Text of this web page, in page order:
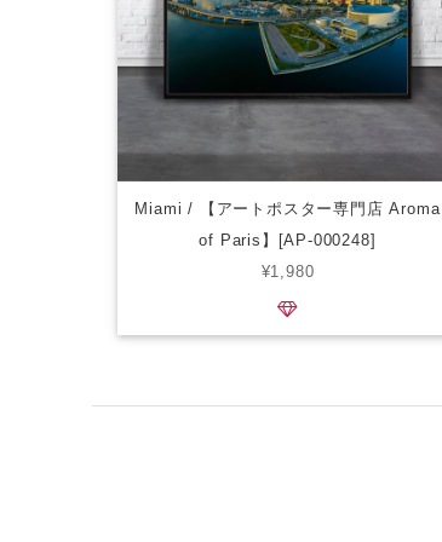
Miami / 【アートポスター専門店 Aroma
of Paris】[AP-000248]
¥1,980